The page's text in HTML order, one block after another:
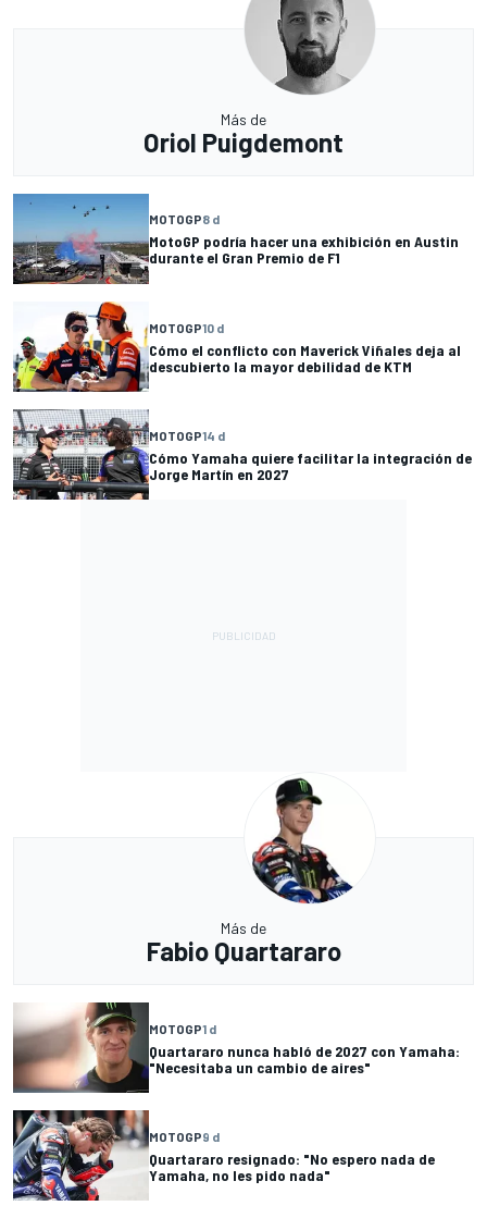
Más de
Oriol Puigdemont
MOTOGP8 d
MotoGP podría hacer una exhibición en Austin
durante el Gran Premio de F1
MOTOGP10 d
Cómo el conflicto con Maverick Viñales deja al
descubierto la mayor debilidad de KTM
MOTOGP14 d
Cómo Yamaha quiere facilitar la integración de
Jorge Martín en 2027
Más de
Fabio Quartararo
MOTOGP1 d
Quartararo nunca habló de 2027 con Yamaha:
"Necesitaba un cambio de aires"
MOTOGP9 d
Quartararo resignado: "No espero nada de
Yamaha, no les pido nada"